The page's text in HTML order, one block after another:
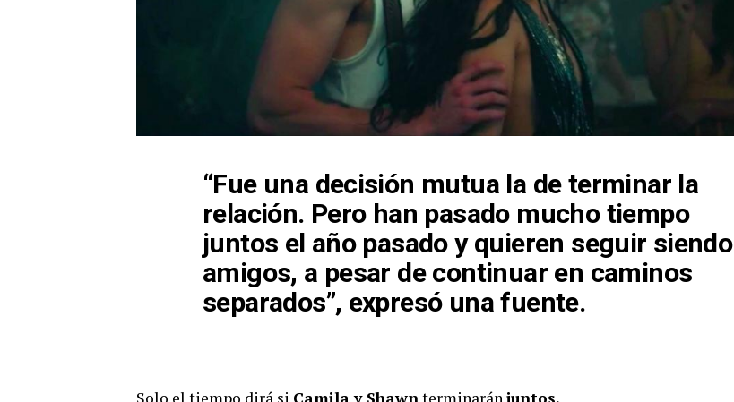
“Fue una decisión mutua la de terminar la
relación. Pero han pasado mucho tiempo
juntos el año pasado y quieren seguir siendo
amigos, a pesar de continuar en caminos
separados”, expresó una fuente.